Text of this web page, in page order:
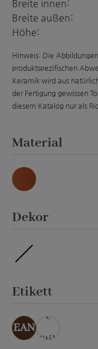
Breite innen:
Breite außen:
Höhe:
Hinweis: Die
produktspezifischen
Keramik wird aus
der Fertigung gewissen
diesem Katalog nur als
Material
Natur
Dekor
Etikett
EAN
ohn
e
Etik